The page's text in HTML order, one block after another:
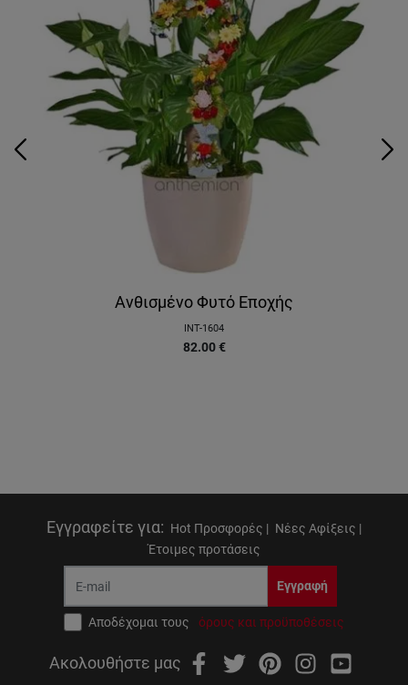
Ανθισμένο Φυτό Εποχής
INT-1604
82.00 €
Εγγραφείτε για: Hot Προσφορές | Νέες Αφίξεις |
Έτοιμες προτάσεις
Εγγραφή
Αποδέχομαι τους όρους και προϋποθέσεις
Ακολουθήστε μας